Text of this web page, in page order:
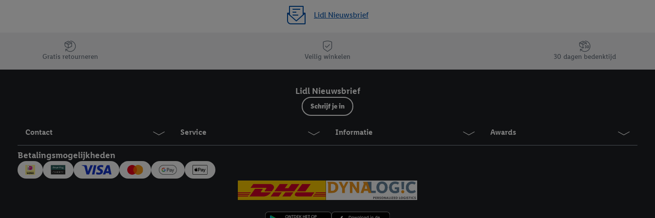
Lidl Nieuwsbrief
Jouw voordelen bij ons als Lidl webshop klant
Gratis retourneren Veilig winkelen 30 dagen bedenktijd
Lidl Nieuwsbrief
Schrijf je in
Contact Service Informatie Awards
Betalingsmogelijkheden